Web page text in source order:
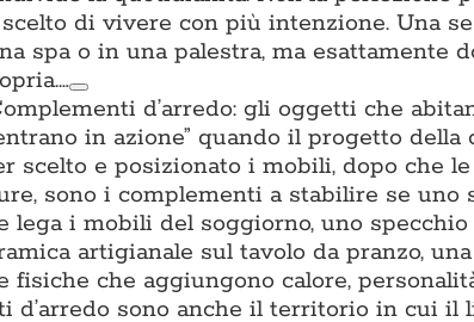
di vivere con più intenzione. Una
spa o in una palestra, ma esattamente
d’arredo: gli oggetti che
in azione” quando il progetto
scelto e posizionato i mobili, dopo che
sono i complementi a stabilire se uno
lega i mobili del soggiorno, uno
artigianale sul tavolo da pranzo,
fisiche che aggiungono calore,
d’arredo sono anche il territorio in cui